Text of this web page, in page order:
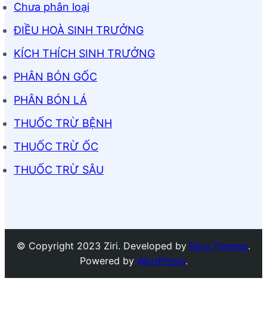
Chưa phân loại
ĐIỀU HOÀ SINH TRƯỞNG
KÍCH THÍCH SINH TRƯỞNG
PHÂN BÓN GỐC
PHÂN BÓN LÁ
THUỐC TRỪ BỆNH
THUỐC TRỪ ỐC
THUỐC TRỪ SÂU
© Copyright 2023 Ziri. Developed by Rara Themes.
Powered by WordPress.